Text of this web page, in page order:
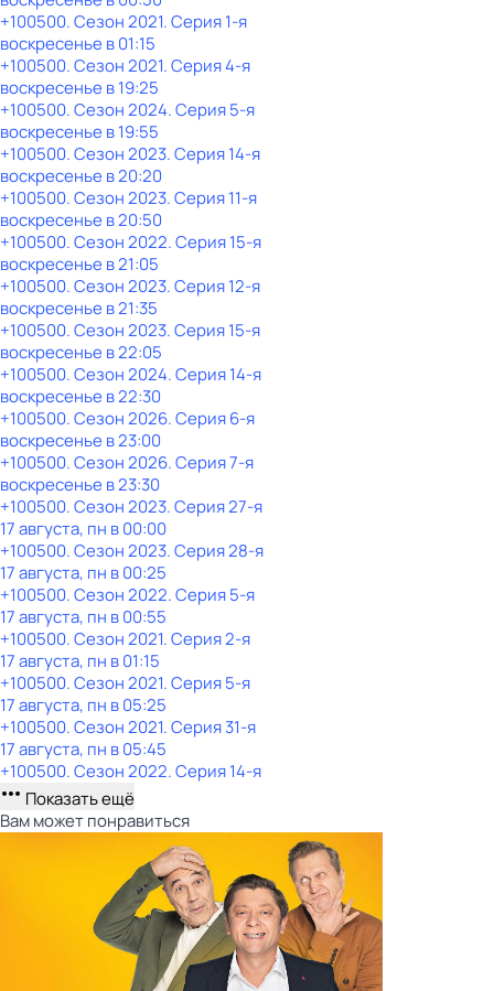
+100500. Сезон 2021. Серия 1-я
воскресенье в01:15
+100500. Сезон 2021. Серия 4-я
воскресенье в19:25
+100500. Сезон 2024. Серия 5-я
воскресенье в19:55
+100500. Сезон 2023. Серия 14-я
воскресенье в20:20
+100500. Сезон 2023. Серия 11-я
воскресенье в20:50
+100500. Сезон 2022. Серия 15-я
воскресенье в21:05
+100500. Сезон 2023. Серия 12-я
воскресенье в21:35
+100500. Сезон 2023. Серия 15-я
воскресенье в22:05
+100500. Сезон 2024. Серия 14-я
воскресенье в22:30
+100500. Сезон 2026. Серия 6-я
воскресенье в23:00
+100500. Сезон 2026. Серия 7-я
воскресенье в23:30
+100500. Сезон 2023. Серия 27-я
17 августа, пн в 00:00
+100500. Сезон 2023. Серия 28-я
17 августа, пн в 00:25
+100500. Сезон 2022. Серия 5-я
17 августа, пн в 00:55
+100500. Сезон 2021. Серия 2-я
17 августа, пн в 01:15
+100500. Сезон 2021. Серия 5-я
17 августа, пн в 05:25
+100500. Сезон 2021. Серия 31-я
17 августа, пн в 05:45
+100500. Сезон 2022. Серия 14-я
Показать ещё
Вам может понравиться